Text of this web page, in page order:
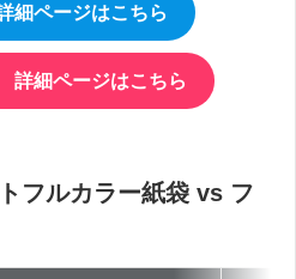
ページはこちら
細ページはこちら
フルカラー紙袋 vs フ